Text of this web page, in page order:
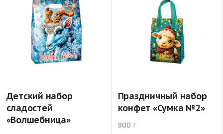
Детский набор
сладостей
«Волшебница»
Праздничный набор
конфет «Сумка №2»
800 г